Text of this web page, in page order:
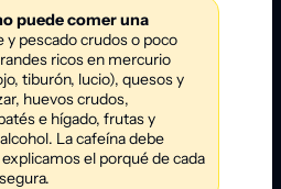
puede comer una
y pescado crudos o poco
ricos en mercurio
tiburón, lucio), quesos y
huevos crudos,
e hígado, frutas y
La cafeína debe
el porqué de cada